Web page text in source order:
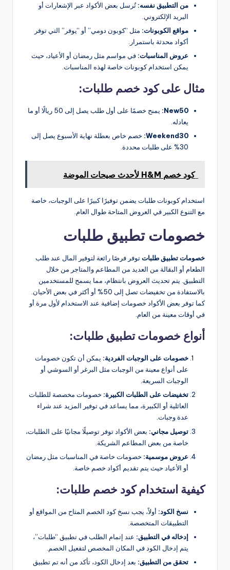
من التطبيق نفسه: تُرسل بعض الأكواد عبر الإشعارات أو
البريد الإلكتروني.
مواقع الكوبونات: مثل “كوبون دومي” أو “يوفر” التي توفر
أكواد محدثة باستمرار​.
عروض المناسبات: في مواسم مثل رمضان أو الأعياد، حيث
يمكن استخدام كوبونات خاصة لهذه المناسبات​.
مثال على كود خصم طلبات:
New50:
يمنح خصمًا على أول طلب يصل إلى 50 ريالًا أو ما
يعادله​.
Weekend30: خصم خاص بعطلة نهاية الأسبوع يصل إلى
30% على طلبات محددة​.
كود خصم H&M لأحدث صيحات الموضة
استخدام كوبونات طلبات يضمن توفيرًا كبيرًا على الوجبات، خاصة
مع التنوع الكبير في العروض المتاحة طوال العام.
خصومات تطبيق طلبات
خصومات تطبيق طلباتتوفر فرصًا رائعة لتوفير المال عند طلب
الطعام أو البقالة من العديد من المطاعم والمتاجر من خلال
التطبيق. يتم تحديث العروض بانتظام، مما يسمح للمستخدمين
بالاستفادة من تخفيضات تصل إلى 50% أو أكثر في بعض الأحيان.
كما توفر بعض الأكواد خصومات إضافية عند الاستخدام لأول مرة أو
في أوقات معينة من العام.
أنواع خصومات تطبيق طلبات:
خصومات على الوجبات الفردية: يمكن أن تكون خصومات
على أنواع معينة من الوجبات مثل البرغر أو السوشي أو
الوجبات السريعة.
تخفيضات على الطلبات الكبيرة: خصومات مخصصة للطلبات
العائلية أو الكبيرة، مما يساعد في توفير المزيد عند شراء
عدة وجبات​​.
توصيل مجاني: بعض الأكواد توفر توصيلًا مجانيًا على الطلبات،
خاصة من بعض المطاعم الشريكة​.
عروض موسمية: خصومات خاصة في المناسبات مثل رمضان
أو الأعياد حيث يتم تقديم أكواد خصم خاصة​.
كيفية استخدام كود خصم طلبات:
نسخ الكود: أولاً، يجب نسخ كود الخصم المتاح من المواقع أو
التطبيقات المتخصصة.
إدخاله في التطبيق: عند إتمام الطلب في تطبيق “طلبات”،
يتم إدخال الكود في المكان المخصص لتفعيل الخصم.
تحقق من التطبيق: بعد إدخال الكود، تأكد من أنه تم تطبيق